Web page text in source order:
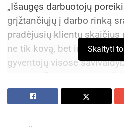
„Išaugęs darbuotojų
grįžtančiųjų į darbo rinką
pradėjusių klientų skaičius
ne tik kovą, bet ir balandį,
gyventojų visose
mėnesį iš eilės“, –
duomenų analitikė
darbo vietų balandį buvo
Skaityti